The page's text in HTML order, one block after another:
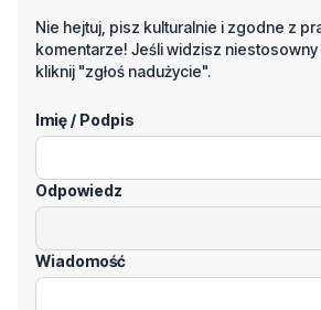
Nie hejtuj, pisz kulturalnie i zgodne z
komentarze! Jeśli widzisz
kliknij "zgłoś nadużycie".
Imię / Podpis
Odpowiedz
Wiadomość